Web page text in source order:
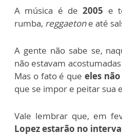
A música é de2005 e
rumba, reggaetone até
A gente não sabe se,
não estavam
Mas o fato é que eles
que se impor e peitar sua
Vale lembrar que, em
Lopez estarão no